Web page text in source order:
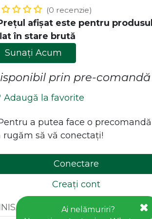
(0 recenzie)
afișat este pentru produsul
în stare brută
Sunați Acum
prin pre-comandă
Adaugă la favorite
a putea face o precomandă
rugăm să vă conectați!
Conectare
Creați cont
BRUT,NATUR,CRUD
legătura cu noi!
Contact
office@goldhouseconcept.ro
+40722600666
Ai nelămuriri?